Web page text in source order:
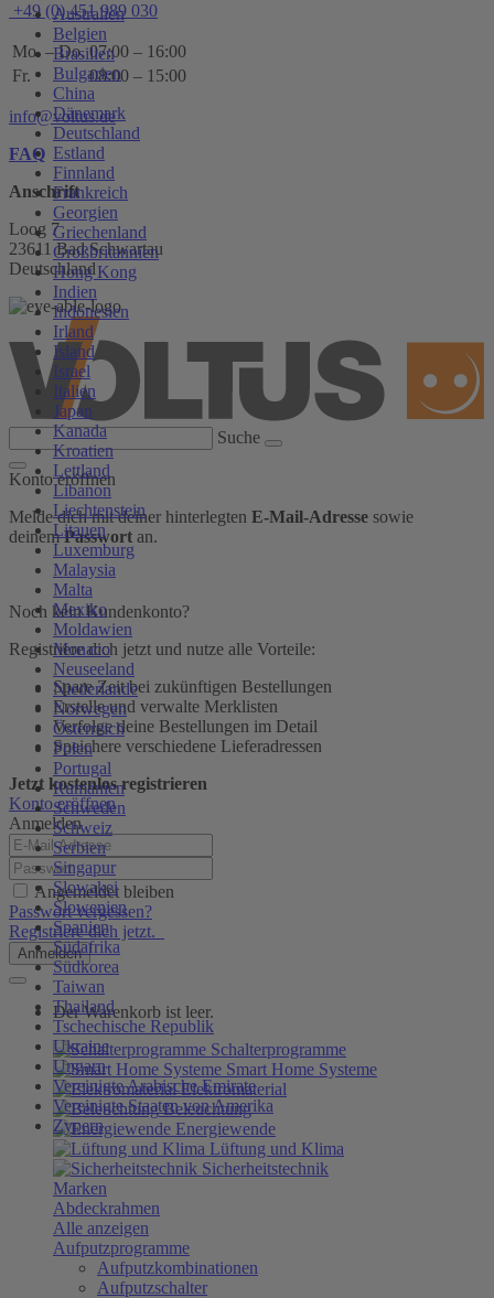
Australien
Belgien
Brasilien
Bulgarien
China
Dänemark
Deutschland
Estland
Finnland
Frankreich
Georgien
Griechenland
Großbritannien
Hong Kong
Indien
Indonesien
Irland
Island
Israel
Italien
Japan
Kanada
Kroatien
Lettland
Libanon
Liechtenstein
Litauen
Luxemburg
Malaysia
Malta
Mexiko
Moldawien
Monaco
Neuseeland
Niederlande
Norwegen
Österreich
Polen
Portugal
Rumänien
Schweden
Schweiz
Serbien
Singapur
Slowakei
Slowenien
Spanien
Südafrika
Südkorea
Taiwan
Thailand
Tschechische Republik
Ukraine
Ungarn
Vereinigte Arabische Emirate
Vereinigte Staaten von Amerika
Zypern
+49 (0) 451 989 030
Mo. – Do. 07:00 – 16:00
Fr.
08:00 – 15:00
info@voltus.de
FAQ
Anschrift
Loog 7
23611 Bad Schwartau
Deutschland
Suche
Konto eröffnen
Melde dich mit deiner hinterlegten E-Mail-Adresse sowie
deinemPasswort an.
Noch kein Kundenkonto?
Registriere dich jetzt und nutze alle Vorteile:
Spare Zeit bei zukünftigen Bestellungen
Erstelle und verwalte Merklisten
Verfolge deine Bestellungen im Detail
Speichere verschiedene Lieferadressen
Jetzt kostenlos registrieren
Konto eröffnen
Anmelden
Angemeldet bleiben
Passwort vergessen?
Registriere dich jetzt.
Anmelden
Der Warenkorb ist leer.
Schalterprogramme
Smart Home Systeme
Elektromaterial
Beleuchtung
Energiewende
Lüftung und Klima
Sicherheitstechnik
Marken
Abdeckrahmen
Alle anzeigen
Aufputzprogramme
Aufputzkombinationen
Aufputzschalter